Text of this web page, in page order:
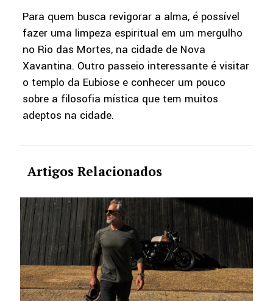
Para quem busca revigorar a alma, é possível
fazer uma limpeza espiritual em um mergulho
no Rio das Mortes, na cidade de Nova
Xavantina. Outro passeio interessante é visitar
o templo da Eubiose e conhecer um pouco
sobre a filosofia mística que tem muitos
adeptos na cidade.
Artigos Relacionados